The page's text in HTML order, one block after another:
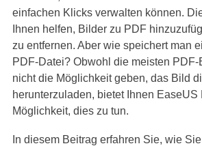
einfachen Klicks verwalten können.
Ihnen helfen, Bilder zu PDF
zu entfernen. Aber wie speichert man
PDF-Datei? Obwohl die meisten PDF-
nicht die Möglichkeit geben, das Bild
herunterzuladen, bietet Ihnen
Möglichkeit, dies zu tun.
In diesem Beitrag erfahren Sie, wie